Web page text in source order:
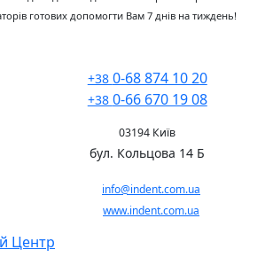
готових допомогти Вам 7 днів на тиждень!
+38 0-68 874 10 20
+38 0-66 670 19 08
03194 Київ
бул. Кольцова 14 Б
info@indent.com.ua
www.indent.com.ua
Центр